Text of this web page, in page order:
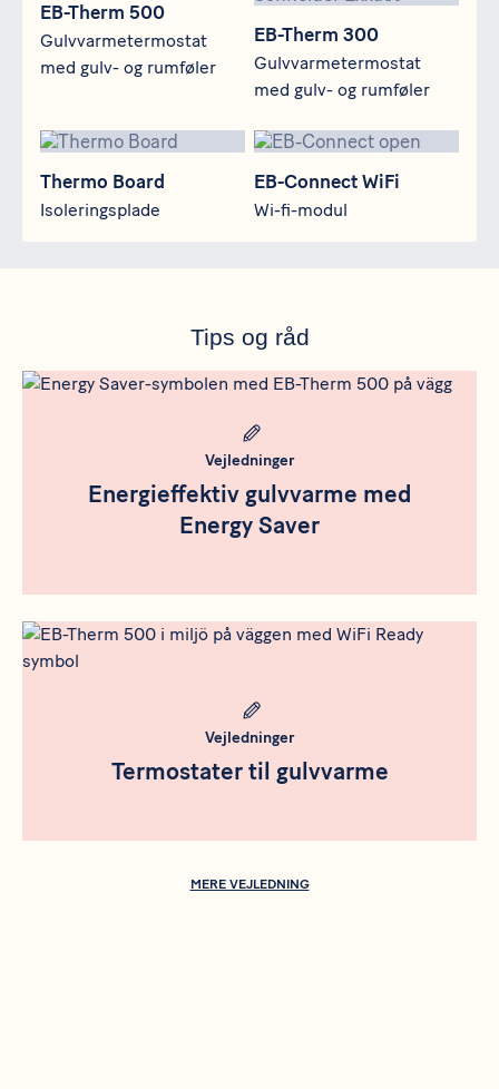
EB-Therm 500
Gulvvarmetermostat
med gulv- og rumføler
EB-Therm 300
Gulvvarmetermostat
med gulv- og rumføler
Thermo Board
Isoleringsplade
Thermo Board
EB-Connect WiFi
Wi-fi-modul
EB-Connect WiFi
Tips og råd
Meta bild
Vejledninger
Energieffektiv gulvvarme med
Energy Saver
Meta bild
Vejledninger
Termostater til gulvvarme
MERE VEJLEDNING